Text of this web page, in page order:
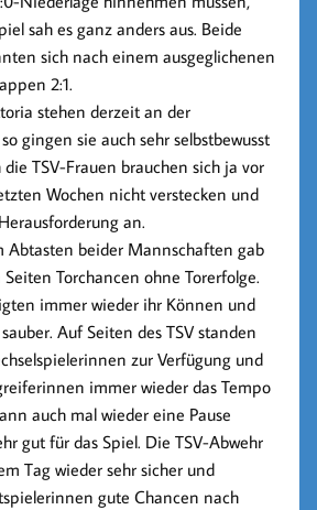
sah es ganz anders aus. Beide
sich nach einem ausgeglichenen
2:1.
stehen derzeit an der
gingen sie auch sehr selbstbewusst
TSV-Frauen brauchen sich ja vor
Wochen nicht verstecken und
an.
Abtasten beider Mannschaften gab
Torchancen ohne Torerfolge.
immer wieder ihr Können und
Auf Seiten des TSV standen
zur Verfügung und
immer wieder das Tempo
auch mal wieder eine Pause
gut für das Spiel. Die TSV-Abwehr
Tag wieder sehr sicher und
gute Chancen nach